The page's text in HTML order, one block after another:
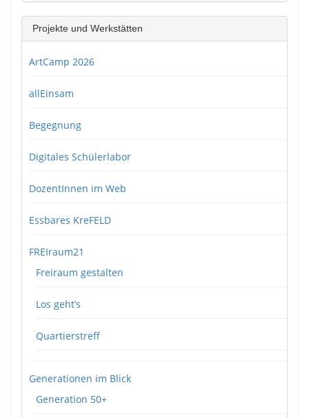
Projekte und Werkstätten
ArtCamp 2026
allEinsam
Begegnung
Digitales Schülerlabor
DozentInnen im Web
Essbares KreFELD
FREIraum21
Freiraum gestalten
Los geht’s
Quartierstreff
Generationen im Blick
Generation 50+